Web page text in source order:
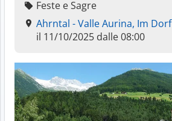
Feste e Sagre
Ahrntal - Valle Aurina, Im Dorf
il 11/10/2025 dalle 08:00